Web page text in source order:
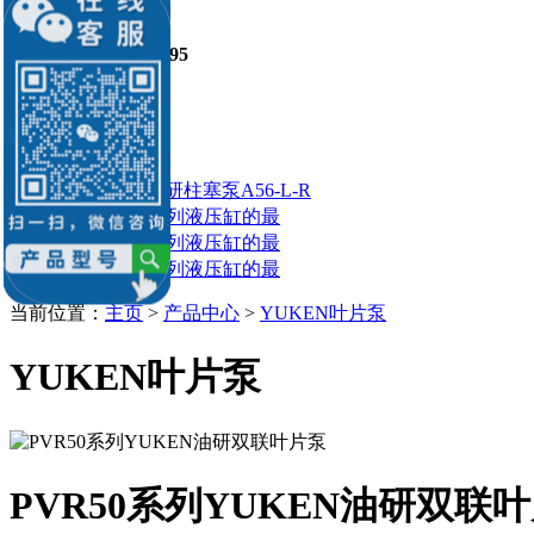
销售：李经理
136-8688-4195
Q Q：539184136
539184136@qq.com
相关产品
YUKEN油研柱塞泵A56-L-R
油研CJT系列液压缸的最
油研CJT系列液压缸的最
油研CJT系列液压缸的最
当前位置： 主页 > 产品中心 > YUKEN叶片泵
YUKEN叶片泵
PVR50系列YUKEN油研双联